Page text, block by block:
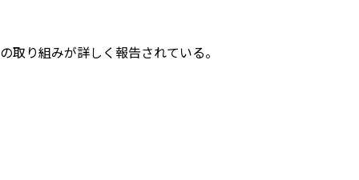
り組みが詳しく報告されている。